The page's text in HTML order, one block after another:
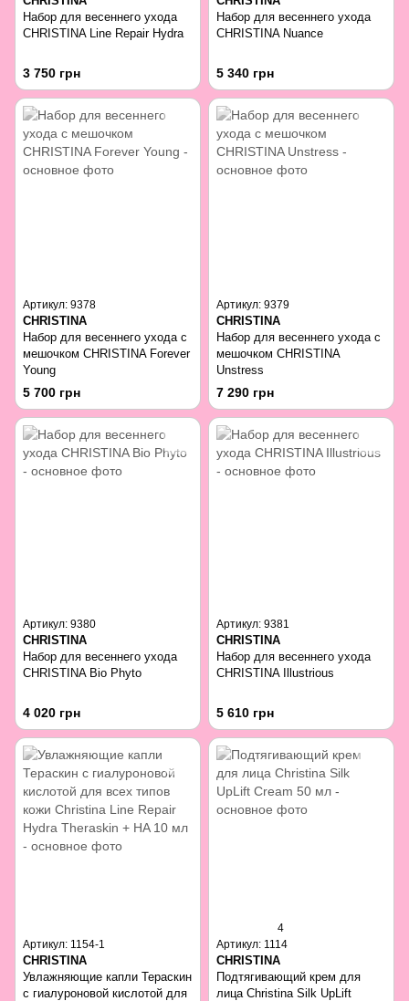
Набор для весеннего ухода
CHRISTINA Line Repair Hydra
3 750 грн
Набор для весеннего ухода
CHRISTINA Nuance
5 340 грн
Артикул: 9378
CHRISTINA
Набор для весеннего ухода с
мешочком CHRISTINA Forever
Young
5 700 грн
Артикул: 9379
CHRISTINA
Набор для весеннего ухода с
мешочком CHRISTINA
Unstress
7 290 грн
Артикул: 9380
CHRISTINA
Набор для весеннего ухода
CHRISTINA Bio Phyto
4 020 грн
Артикул: 9381
CHRISTINA
Набор для весеннего ухода
CHRISTINA Illustrious
5 610 грн
Артикул: 1154-1
CHRISTINA
Увлажняющие капли Тераскин
с гиалуроновой кислотой для
4
Артикул: 1114
CHRISTINA
Подтягивающий крем для
лица Christina Silk UpLift